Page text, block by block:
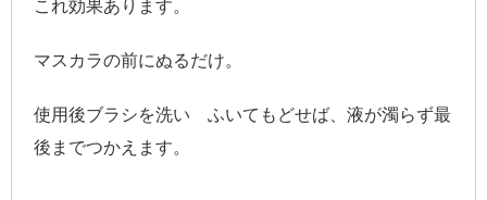
これ効果あります。
マスカラの前にぬるだけ。
使用後ブラシを洗い ふいてもどせば、液が濁らず最
後までつかえます。